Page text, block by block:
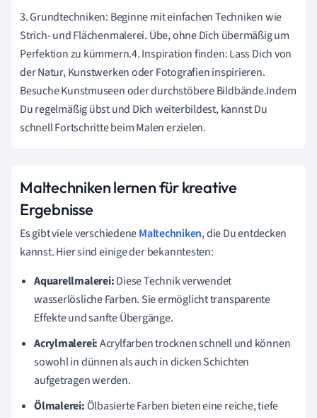
3. Grundtechniken: Beginne mit einfachen Techniken wie
Strich- und Flächenmalerei. Übe, ohne Dich übermäßig um
Perfektion zu kümmern.4. Inspiration finden: Lass Dich von
der Natur, Kunstwerken oder Fotografien inspirieren.
Besuche Kunstmuseen oder durchstöbere Bildbände.Indem
Du regelmäßig übst und Dich weiterbildest, kannst Du
schnell Fortschritte beim Malen erzielen.
Maltechniken lernen für kreative
Ergebnisse
Es gibt viele verschiedeneMaltechniken, die Du entdecken
kannst. Hier sind einige der bekanntesten:
Aquarellmalerei:Diese Technik verwendet
wasserlösliche Farben. Sie ermöglicht transparente
Effekte und sanfte Übergänge.
Acrylmalerei:Acrylfarben trocknen schnell und können
sowohl in dünnen als auch in dicken Schichten
aufgetragen werden.
Ölmalerei:Ölbasierte Farben bieten eine reiche, tiefe